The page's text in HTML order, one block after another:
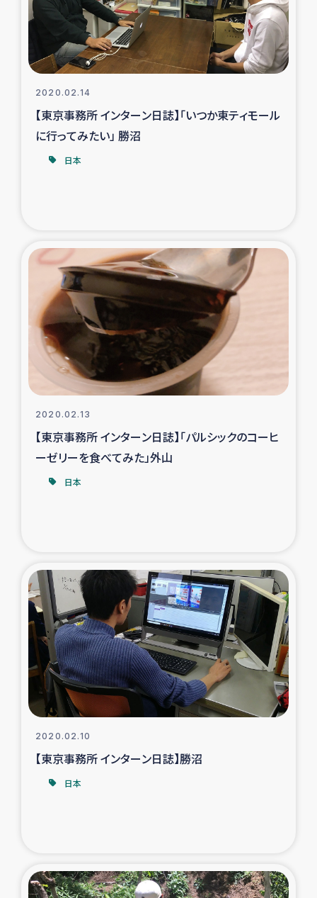
レバノンでのシリア難民への食糧・越冬支援
レバノンにおける緊急支援
レバノンでのシリア難民・レバノン人への農業支援
石巻市街地在宅被災者支援
復興応援隊の活動
仮設住宅生活支援・農業復興支援
漁業復興支援
経済自立支援事業
ガザ地区での公園の緑化を通じた支援事業
ガザ地区における被災住民への緊急支援
ガザ地区酪農を通した女性グループの生計支援
ふりかけ普及と食生活改善による栄養改善事業
食べる
2020.02.14
【東京事務所 インターン日誌】「いつか東ティモール
に行ってみたい」 勝沼
日本
2020.02.13
【東京事務所 インターン日誌】「パルシックのコーヒ
ーゼリーを食べてみた」外山
日本
2020.02.10
【東京事務所 インターン日誌】勝沼
日本